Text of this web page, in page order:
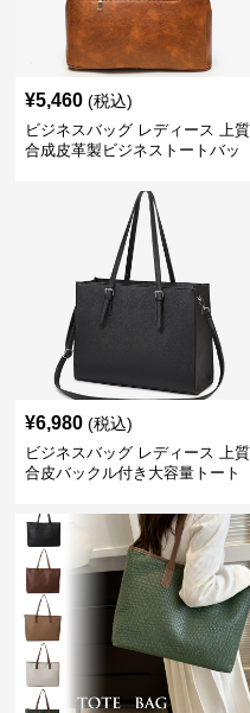
¥5,460 (税込)
ビジネスバッグ レディース 上質
合成皮革製ビジネストートバッ
¥6,980 (税込)
ビジネスバッグ レディース 上質
合皮バックル付き大容量トート